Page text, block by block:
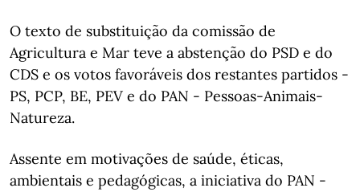
O texto de substituição da comissão de
Agricultura e Mar teve a abstenção do PSD e do
CDS e os votos favoráveis dos restantes partidos -
PS, PCP, BE, PEV e do PAN - Pessoas-Animais-
Natureza.
Assente em motivações de saúde, éticas,
ambientais e pedagógicas, a iniciativa do PAN -